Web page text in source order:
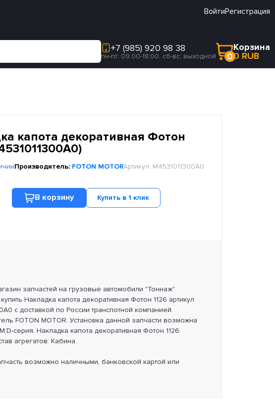
ВойтиРегистрация
+7 (985) 920 98 38
пн-пт: 09:00-18:00, сб-вс: выходной 0
Корзина
0 RUB
капота декоративная Фотон
Производитель: FOTON MOTORАртикул: M4531011300A0
В корзину Купить в 1 клик
запчастей на грузовые автомобили "Тоннаж"
Накладка капота декоративная Фотон 1126 артикул
с доставкой по России транспотной компанией.
FOTON MOTOR. Установка данной запчасти возможна
серия. Накладка капота декоративная Фотон 1126
агрегатов: Кабина.
возможно наличными, банковской картой или